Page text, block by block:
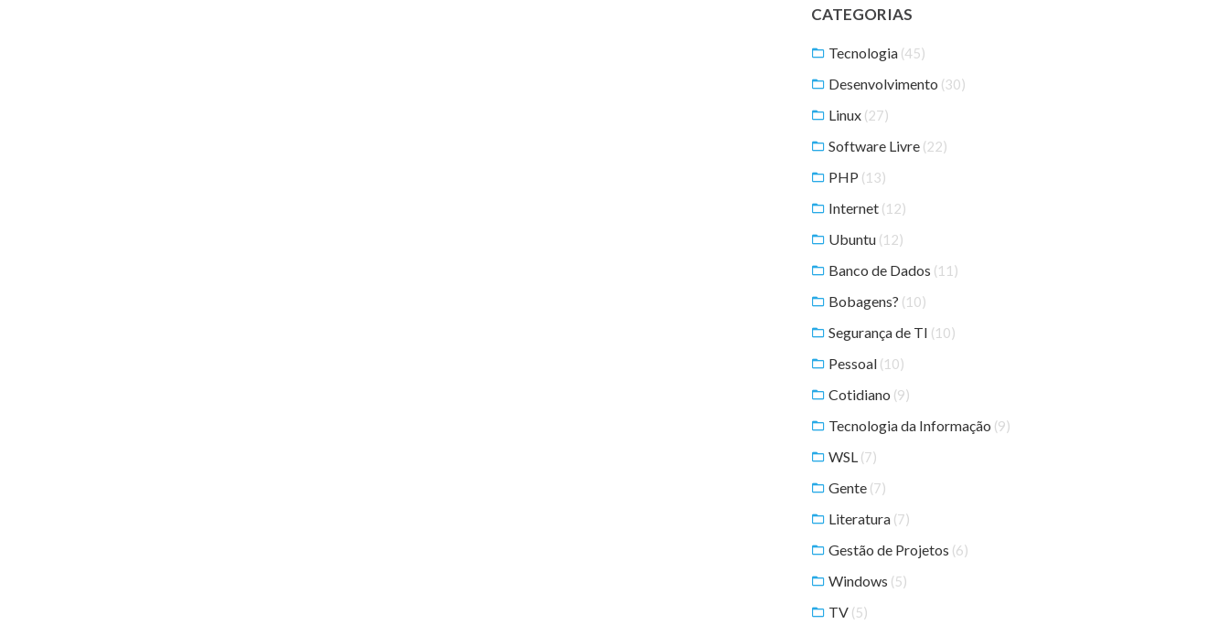
CATEGORIAS
Tecnologia (45)
Desenvolvimento (30)
Linux (27)
Software Livre (22)
PHP (13)
Internet (12)
Ubuntu (12)
Banco de Dados (11)
Bobagens? (10)
Segurança de TI (10)
Pessoal (10)
Cotidiano (9)
Tecnologia da Informação (9)
WSL (7)
Gente (7)
Literatura (7)
Gestão de Projetos (6)
Windows (5)
TV (5)